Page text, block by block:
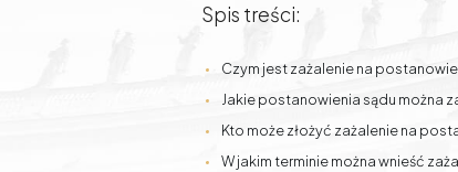
Spis treści:
Czym jest zażalenie na
Jakie postanowienia sądu można
Kto może złożyć zażalenie na
W jakim terminie można wnieść